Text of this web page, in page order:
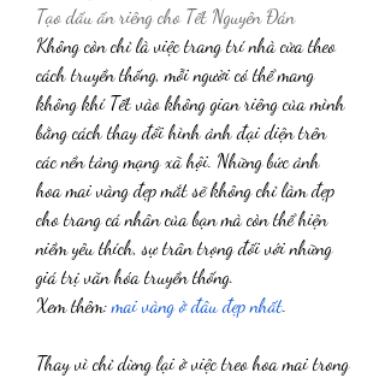
Tạo dấu ấn riêng cho Tết Nguyên Đán
Không còn chỉ là việc trang trí nhà cửa theo
cách truyền thống, mỗi người có thể mang
không khí Tết vào không gian riêng của mình
bằng cách thay đổi hình ảnh đại diện trên
các nền tảng mạng xã hội. Những bức ảnh
hoa mai vàng đẹp mắt sẽ không chỉ làm đẹp
cho trang cá nhân của bạn mà còn thể hiện
niềm yêu thích, sự trân trọng đối với những
giá trị văn hóa truyền thống.
Xem thêm: mai vàng ở đâu đẹp nhất
Thay vì chỉ dừng lại ở việc treo hoa mai trong